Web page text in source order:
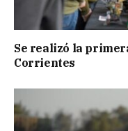
Se realizó la
Corrientes